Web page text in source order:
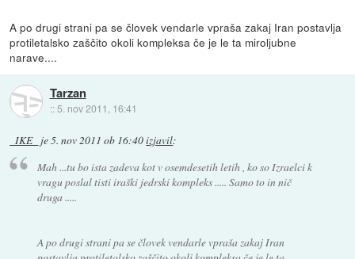
A po drugi strani pa se človek vendarle vpraša zakaj Iran postavlja
protiletalsko zaščito okoli kompleksa če je le ta miroljubne
narave....
Tarzan
:: 5. nov 2011, 16:41
_IKE_ je5. nov 2011 ob 16:40izjavil:
Mah ...tu bo ista zadeva kot v osemdesetih letih , ko so Izraelci k
vragu poslal tisti iraški jedrski kompleks ..... Samo to in nič
druga .....
A po drugi strani pa se človek vendarle vpraša zakaj Iran